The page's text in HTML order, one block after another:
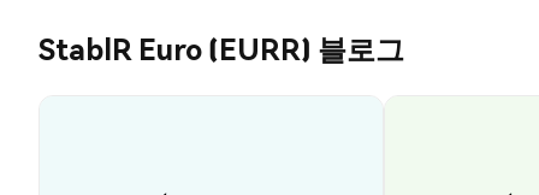
StablR Euro (EURR) 블로그